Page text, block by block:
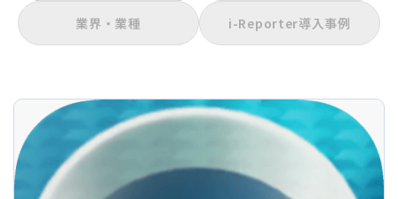
業界・業種 i-Reporter導入事例